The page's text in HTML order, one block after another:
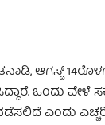
ಆಗಸ್ಟ್
ಒಂದು
ಎಂದು